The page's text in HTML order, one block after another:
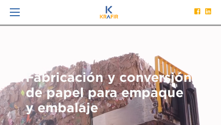
Fabricación y conversión
de papel para empaque
y embalaje